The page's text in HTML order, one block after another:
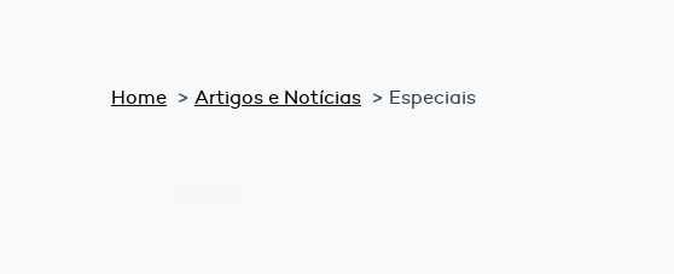
Home Artigos e Notícias
Especiais